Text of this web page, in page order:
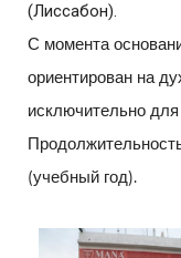
(Лиссабон).
С момента
ориентирован на
исключительно
(учебный год).